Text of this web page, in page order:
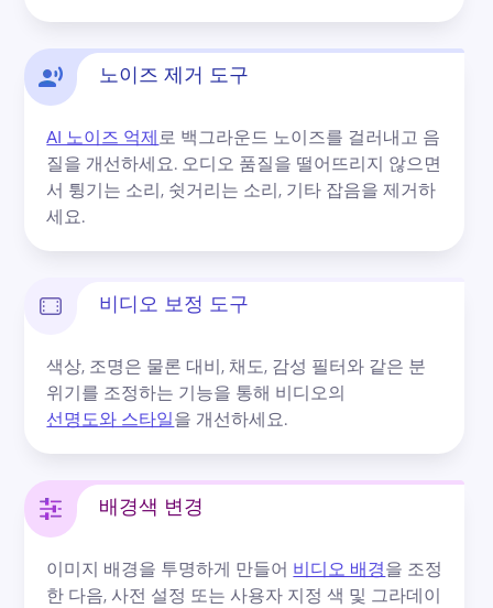
노이즈 제거 도구
AI 노이즈 억제 로 백그라운드 노이즈를 걸러내고 음
질을 개선하세요. 오디오 품질을 떨어뜨리지 않으면
서 튕기는 소리, 쉿거리는 소리, 기타 잡음을 제거하
세요.
비디오 보정 도구
색상, 조명은 물론 대비, 채도, 감성 필터와 같은 분
위기를 조정하는 기능을 통해 비디오의
선명도와 스타일을 개선하세요.
배경색 변경
이미지 배경을 투명하게 만들어 비디오 배경을 조정
한 다음, 사전 설정 또는 사용자 지정 색 및 그라데이